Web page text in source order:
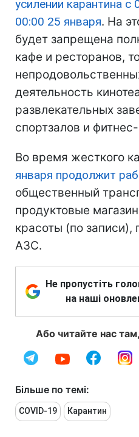
усилении карантина с
00:00 25 января. На
будет запрещена
кафе и ресторанов,
деятельность
развлекательных
спортзалов и
Во время жесткого
января продолжит
общественный
продуктовые
красоты (по записи),
АЗС.
Не пропустіть
на наші
Або читайте нас
Більше по темі:
COVID-19 Карантин